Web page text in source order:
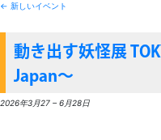
← 新しいイベント
動き出す妖怪展
Japan～
2026年3月27 –6月28日